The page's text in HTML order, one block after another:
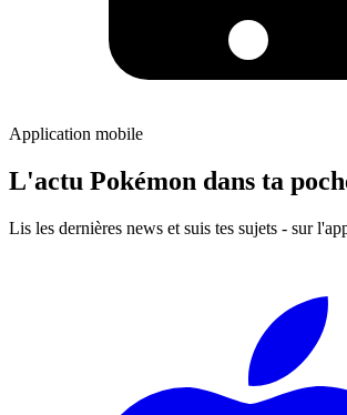
Application mobile
L'actu Pokémon dans ta
Lis les dernières news et suis tes sujets - sur